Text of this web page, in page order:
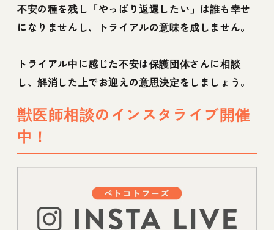
不安の種を残し「やっぱり返還したい」は誰も幸せ
になりませんし、トライアルの意味を成しません。
トライアル中に感じた不安は保護団体さんに相談
し、解消した上でお迎えの意思決定をしましょう。
獣医師相談のインスタライブ開催
中！